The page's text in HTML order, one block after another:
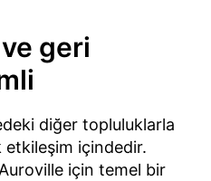
geri
diğer topluluklarla
etkileşim içindedir.
için temel bir